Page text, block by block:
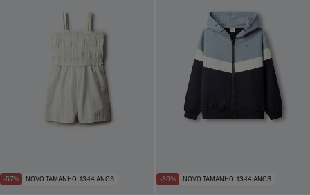
-57% NOVO TAMANHO: 13-14 ANOS -30% NOVO TAMANHO: 13-14 ANOS